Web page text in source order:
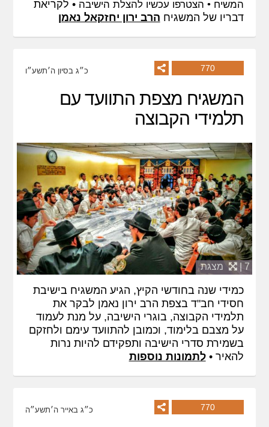
המשיח • הצטרפו עכשיו להצלת הישיבה • לקריאת
דבריו של המשגיח הרב ירון יחזקאל נאמן
770 כ״ג בסיון ה׳תשע״ו
המשגיח מצפת התוועד עם
תלמידי הקבוצה
7 | מצגת
כמידי שנה בחודשי הקיץ, הגיע המשגיח בישיבת
חסידי חב"ד בצפת הרב ירון נאמן לבקר את
תלמידי הקבוצה, בוגרי הישיבה, על מנת לעמוד
על מצבם בלימוד, וכמובן להתוועד עימם ולחזקם
בשמירת סדרי הישיבה ותפקידם להיות נרות
להאיר •לתמונות נוספות
770 כ״ג באייר ה׳תשע״ה